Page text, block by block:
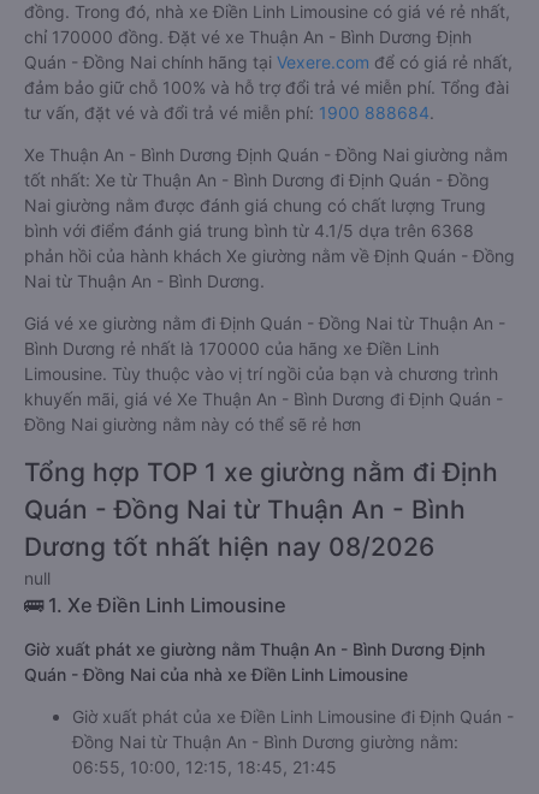
đồng. Trong đó, nhà xe Điền Linh Limousine có giá vé rẻ nhất,
chỉ 170000 đồng. Đặt vé xe Thuận An - Bình Dương Định
Quán - Đồng Nai chính hãng tại Vexere.com để có giá rẻ nhất,
đảm bảo giữ chỗ 100% và hỗ trợ đổi trả vé miễn phí. Tổng đài
tư vấn, đặt vé và đổi trả vé miễn phí: 1900 888684.
Xe Thuận An - Bình Dương Định Quán - Đồng Nai giường nằm
tốt nhất: Xe từ Thuận An - Bình Dương đi Định Quán - Đồng
Nai giường nằm được đánh giá chung có chất lượng Trung
bình với điểm đánh giá trung bình từ 4.1/5 dựa trên 6368
phản hồi của hành khách Xe giường nằm về Định Quán - Đồng
Nai từ Thuận An - Bình Dương.
Giá vé xe giường nằm đi Định Quán - Đồng Nai từ Thuận An -
Bình Dương rẻ nhất là 170000 của hãng xe Điền Linh
Limousine. Tùy thuộc vào vị trí ngồi của bạn và chương trình
khuyến mãi, giá vé Xe Thuận An - Bình Dương đi Định Quán -
Đồng Nai giường nằm này có thể sẽ rẻ hơn
Tổng hợp TOP 1 xe giường nằm đi Định
Quán - Đồng Nai từ Thuận An - Bình
Dương tốt nhất hiện nay 08/2026
null
🚌 1. Xe Điền Linh Limousine
Giờ xuất phát xe giường nằm Thuận An - Bình Dương Định
Quán - Đồng Nai của nhà xe Điền Linh Limousine
Giờ xuất phát của xe Điền Linh Limousine đi Định Quán -
Đồng Nai từ Thuận An - Bình Dương giường nằm:
06:55, 10:00, 12:15, 18:45, 21:45